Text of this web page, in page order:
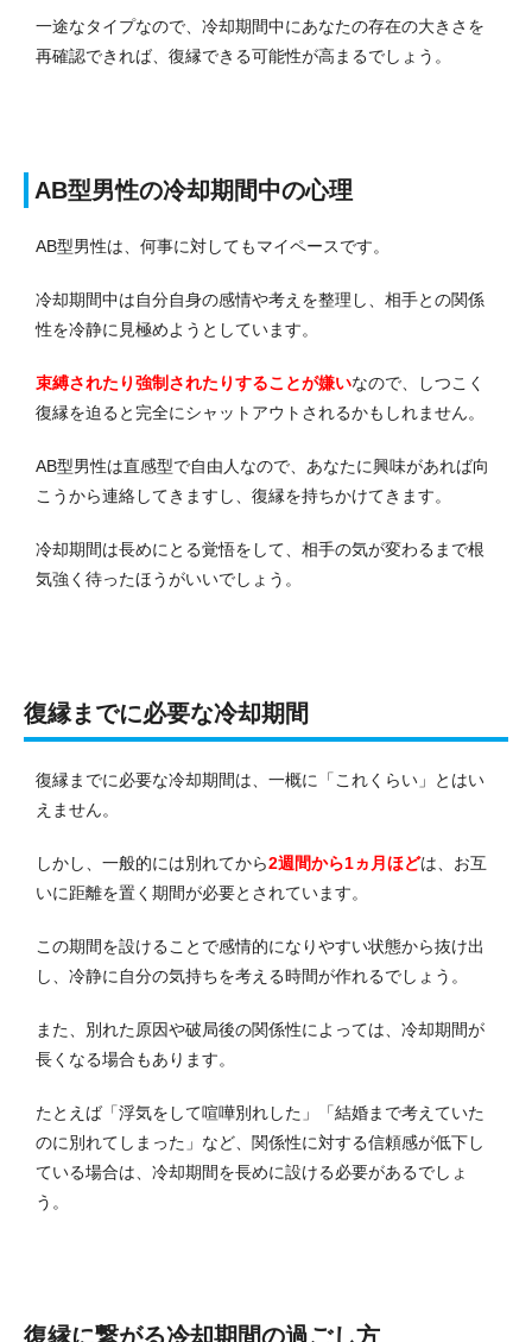
一途なタイプなので、冷却期間中にあなたの存在の大きさを
再確認できれば、復縁できる可能性が高まるでしょう。
AB型男性の冷却期間中の心理
AB型男性は、何事に対してもマイペースです。
冷却期間中は自分自身の感情や考えを整理し、相手との関係
性を冷静に見極めようとしています。
束縛されたり強制されたりすることが嫌いなので、しつこく
復縁を迫ると完全にシャットアウトされるかもしれません。
AB型男性は直感型で自由人なので、あなたに興味があれば向
こうから連絡してきますし、復縁を持ちかけてきます。
冷却期間は長めにとる覚悟をして、相手の気が変わるまで根
気強く待ったほうがいいでしょう。
復縁までに必要な冷却期間
復縁までに必要な冷却期間は、一概に「これくらい」とはい
えません。
しかし、一般的には別れてから2週間から1ヵ月ほどは、お互
いに距離を置く期間が必要とされています。
この期間を設けることで感情的になりやすい状態から抜け出
し、冷静に自分の気持ちを考える時間が作れるでしょう。
また、別れた原因や破局後の関係性によっては、冷却期間が
長くなる場合もあります。
たとえば「浮気をして喧嘩別れした」「結婚まで考えていた
のに別れてしまった」など、関係性に対する信頼感が低下し
ている場合は、冷却期間を長めに設ける必要があるでしょ
う。
復縁に繋がる冷却期間の過ごし方